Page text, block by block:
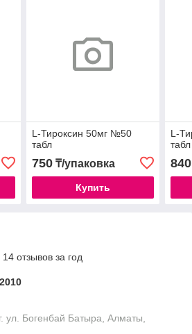
L-Тироксин 50мг №50
табл
750₸/упаковка
Купить
L-
табл
840
отзывов за год
ул. Богенбай Батыра, Алматы,